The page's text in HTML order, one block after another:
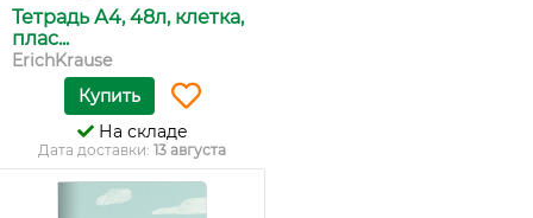
Тетрадь А4, 48л, клетка,
плас...
ErichKrause
Купить
На складе
Дата доставки: 13 августа